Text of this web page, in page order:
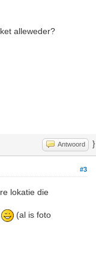
alleweder?
Antwoord }
#3
lokatie die
(al is foto